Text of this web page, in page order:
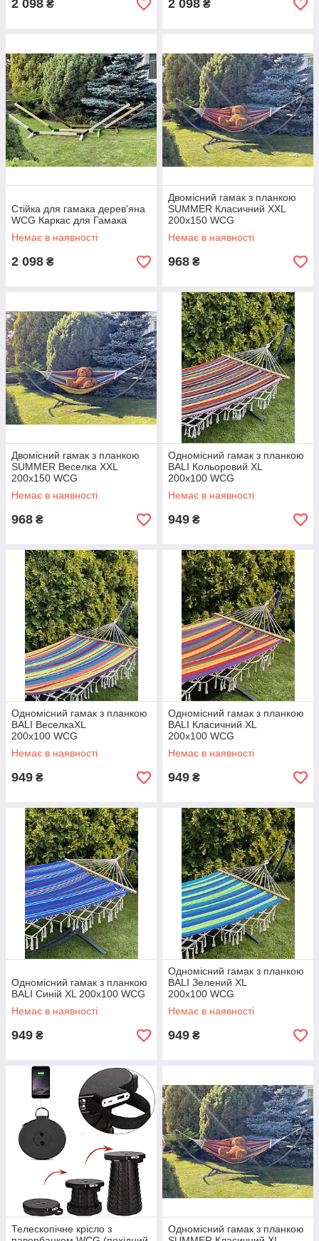
2 098 ₴ 2 098 ₴
Стійка для гамака дерев'яна
WCG Каркас для Гамака
Немає в наявності
2 098 ₴
Двомісний гамак з планкою
SUMMER Класичний XXL
200х150 WCG
Немає в наявності
968 ₴
Двомісний гамак з планкою
SUMMER Веселка XXL
200х150 WCG
Немає в наявності
968 ₴
Одномісний гамак з планкою
BALI Кольоровий XL
200х100 WCG
Немає в наявності
949 ₴
Одномісний гамак з планкою
BALI ВеселкаXL
200х100 WCG
Немає в наявності
949 ₴
Одномісний гамак з планкою
BALI Класичний XL
200х100 WCG
Немає в наявності
949 ₴
Одномісний гамак з планкою
BALI Синій XL 200х100 WCG
Немає в наявності
949 ₴
Одномісний гамак з планкою
BALI Зелений XL
200х100 WCG
Немає в наявності
949 ₴
Телескопічне крісло з
Одномісний гамак з планкою